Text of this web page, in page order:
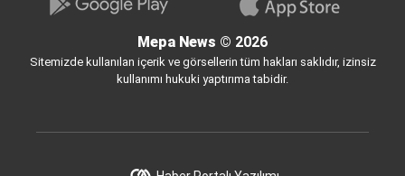
Mepa News © 2026
Sitemizde kullanılan içerik ve görsellerin tüm hakları saklıdır, izinsiz
kullanımı hukuki yaptırıma tabidir.